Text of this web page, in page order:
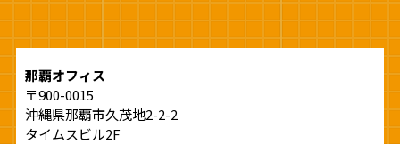
那覇オフィス
〒900-0015
沖縄県那覇市久茂地2-2-2
タイムスビル2F